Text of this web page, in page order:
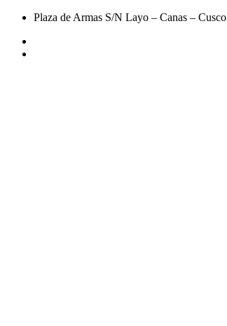
Plaza de Armas S/N Layo – Canas – Cusco